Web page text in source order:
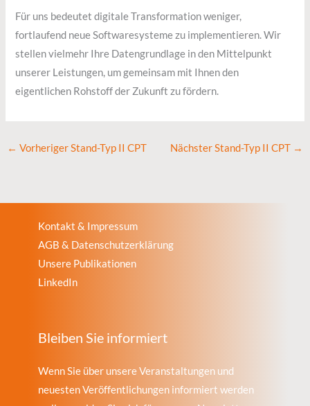
Für uns bedeutet digitale Transformation weniger,
fortlaufend neue Softwaresysteme zu implementieren. Wir
stellen vielmehr Ihre Datengrundlage in den Mittelpunkt
unserer Leistungen, um gemeinsam mit Ihnen den
eigentlichen Rohstoff der Zukunft zu fördern.
← Vorheriger Stand-Typ II CPT Nächster Stand-Typ II CPT →
Kontakt & Impressum
AGB & Datenschutzerklärung
Unsere Publikationen
LinkedIn
Bleiben Sie informiert
Wenn Sie über unsere Veranstaltungen und
neuesten Veröffentlichungen informiert werden